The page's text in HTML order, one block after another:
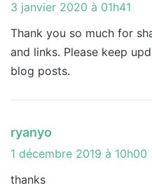
i
3 janvier 2020 à 01h41
Thank you so much for
and links. Please keep
blog posts.
ryanyo
i
1 décembre 2019 à 10h00
thanks